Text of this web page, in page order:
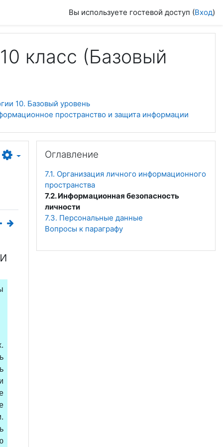
Вы используете гостевой доступ (Вход)
класс (Базовый
10. Базовый уровень
пространство и защита информации
Оглавление
7.1. Организация личного информационного
пространства
7.2. Информационная безопасность
личности
7.3. Персональные данные
Вопросы к параграфу